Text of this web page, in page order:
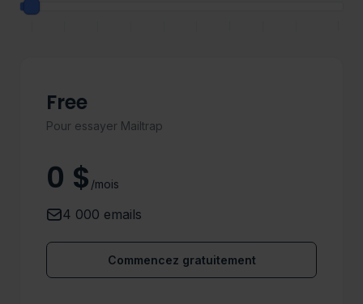
Free
Pour essayer Mailtrap
0 $ /mois
4 000 emails
Commencez gratuitement